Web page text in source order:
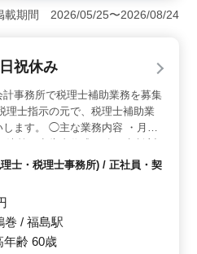
。さらに、残業が少ない環境
充実しており、ワークライフ
です。仕事と生活の両立が
活かせる
歴を問わない採用方針のた
キルを存分に発揮可能で
継サポートといった幅広い
る成長も期待できます。
め、安定した収入を得られ
ホームな雰囲気の中、50
ており、長く安心して働け
載期間 2026/05/25〜2026/08/24
祝休み
計事務所で税理士補助業務を募集
理士指示の元で、税理士補助業
します。 ◯主な業務内容 ・月次
決算、申告書作成 ・各種相談対
ルティング ※車通勤可（専用駐
して頂ける方のご応募お待ちし
。
士・税理士事務所) / 正社員・契
巻 / 福島駅
年齢 60歳